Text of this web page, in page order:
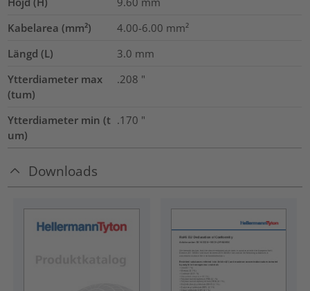
Kabelarea (mm²)
4.00-6.00 mm²
Längd (L)
3.0 mm
Ytterdiameter max
(tum)
.208 "
Ytterdiameter min (t
um)
.170 "
Downloads